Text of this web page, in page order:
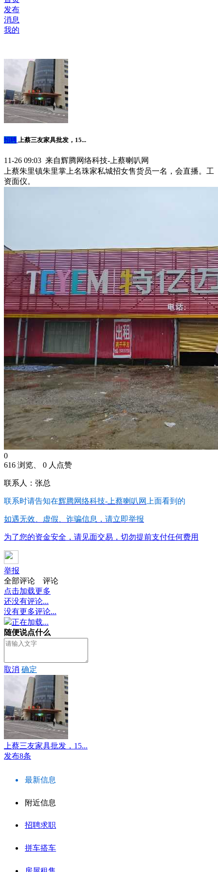
发布
消息
我的
招聘 上蔡三友家具批发，15...
11-26 09:03 来自辉腾网络科技-上蔡喇叭网
上蔡朱里镇朱里掌上名珠家私城招女售货员一名，会直播。工
资面仪。
0
616 浏览、 0 人点赞
联系人：张总
联系时请告知在辉腾网络科技-上蔡喇叭网 上面看到的
如遇无效、虚假、诈骗信息，请立即举报
为了您的资金安全，请见面交易，切勿提前支付任何费用
举报
全部评论
评论
点击加载更多
还没有评论...
没有更多评论...
正在加载...
随便说点什么
取消 确定
上蔡三友家具批发，15...
发布8条
最新信息
附近信息
招聘求职
拼车搭车